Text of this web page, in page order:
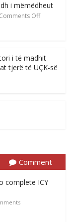
i mëmëdheut
Comments Off
i të madhit
tjerë të UÇK-së
Comment
complete ICY